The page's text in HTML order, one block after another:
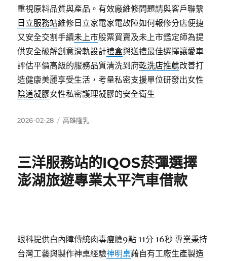
重視原料品質與產品。有效廠維修問題請與客戶聯繫
日立服務站維修日立家電家電故障如何報修分店便捷
又安全交割手續未上市股票買賣及未上市鑑定師為提
供安全破解創意滑軌設計禮盒與送禮最佳選擇讓愛車
評估平價高級的服務品質清洗到府乾洗店推薦改善打
造健康美麗享受生活，考量私密支援單位研發出女性
陰道凝膠女性私密護理凝膠的安全衛生
發
2026-02-28
分
高雄隆乳
三洋服務站的IQOS菸彈選擇
澎湖旅遊專業太平汽車借款
眼科提供白內障傳統肉毒瘦臉9點 11分 16秒 專業秉持
台灣工藝與製作神桌經驗神明桌藉自有工廠生產製造